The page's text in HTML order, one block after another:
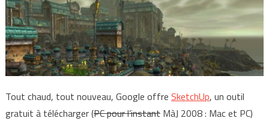
Tout chaud, tout nouveau, Google offre SketchUp, un outil
gratuit à télécharger (PC pour l’instantMàJ 2008 : Mac et PC)